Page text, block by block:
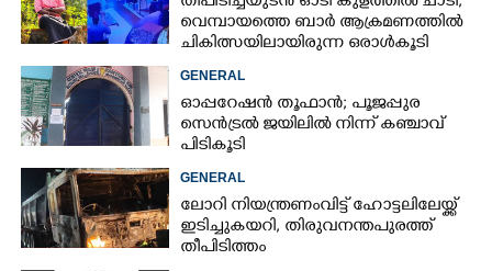
വെമ്പായത്തെ ബാർ ആക്രമണത്തിൽ
ചികിത്സയിലായിരുന്ന ഒരാൾകൂടി
മരിച്ചു
GENERAL
ഓപ്പറേഷൻ തൂഫാൻ; പൂജപ്പുര
സെൻട്രൽ ജയിലിൽ നിന്ന് കഞ്ചാവ്
പിടികൂടി
GENERAL
ലോറി നിയന്ത്രണംവിട്ട് ഹോട്ടലിലേയ്ക്ക്
ഇടിച്ചുകയറി, തിരുവനന്തപുരത്ത്
തീപിടിത്തം